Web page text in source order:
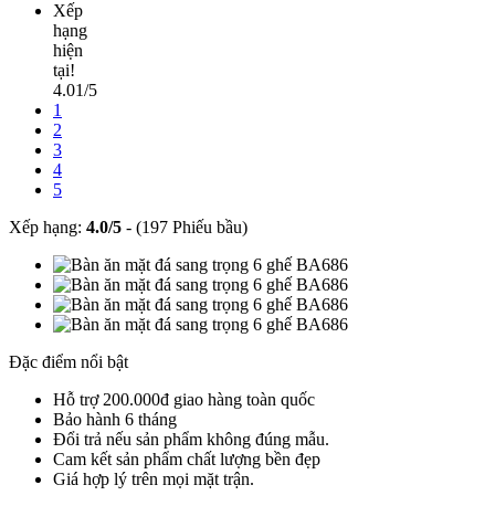
Xếp
hạng
hiện
tại!
4.01/5
1
2
3
4
5
Xếp hạng: 4.0/5 - (197 Phiếu bầu)
Đặc điểm nổi bật
Hỗ trợ 200.000đ giao hàng toàn quốc
Bảo hành 6 tháng
Đổi trả nếu sản phẩm không đúng mẫu.
Cam kết sản phẩm chất lượng bền đẹp
Giá hợp lý trên mọi mặt trận.